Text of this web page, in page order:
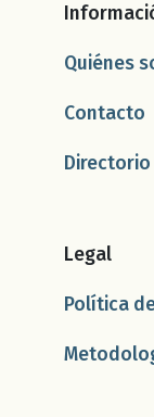
Quiénes
Contacto
Directorio
Legal
Política